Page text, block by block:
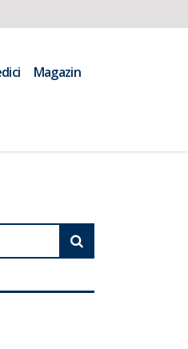
Magazin